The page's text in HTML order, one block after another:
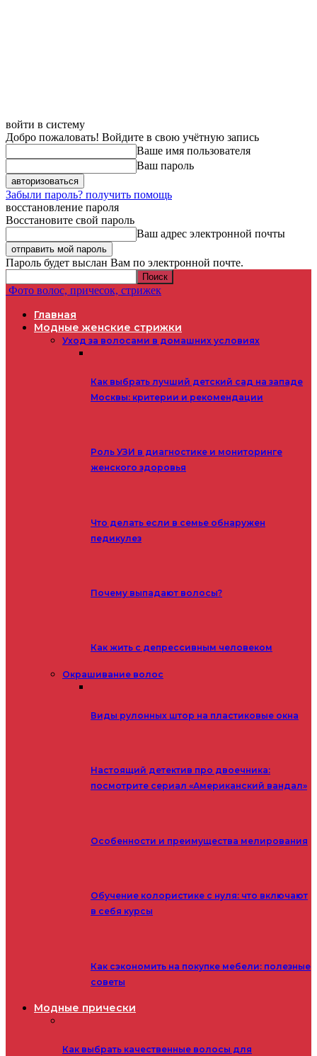
войти в систему
Добро пожаловать! Войдите в свою учётную запись
Ваше имя пользователя
Ваш пароль
Забыли пароль? получить помощь
восстановление пароля
Восстановите свой пароль
Ваш адрес электронной почты
Пароль будет выслан Вам по электронной почте.
Фото волос, причесок, стрижек
Главная
Модные женские стрижки
Уход за волосами в домашних условиях
Как выбрать лучший детский сад на западе
Москвы: критерии и рекомендации
Роль УЗИ в диагностике и мониторинге
женского здоровья
Что делать если в семье обнаружен
педикулез
Почему выпадают волосы?
Как жить с депрессивным человеком
Окрашивание волос
Виды рулонных штор на пластиковые окна
Настоящий детектив про двоечника:
посмотрите сериал «Американский вандал»
Особенности и преимущества мелирования
Обучение колористике с нуля: что включают
в себя курсы
Как сэкономить на покупке мебели: полезные
советы
Модные прически
Как выбрать качественные волосы для